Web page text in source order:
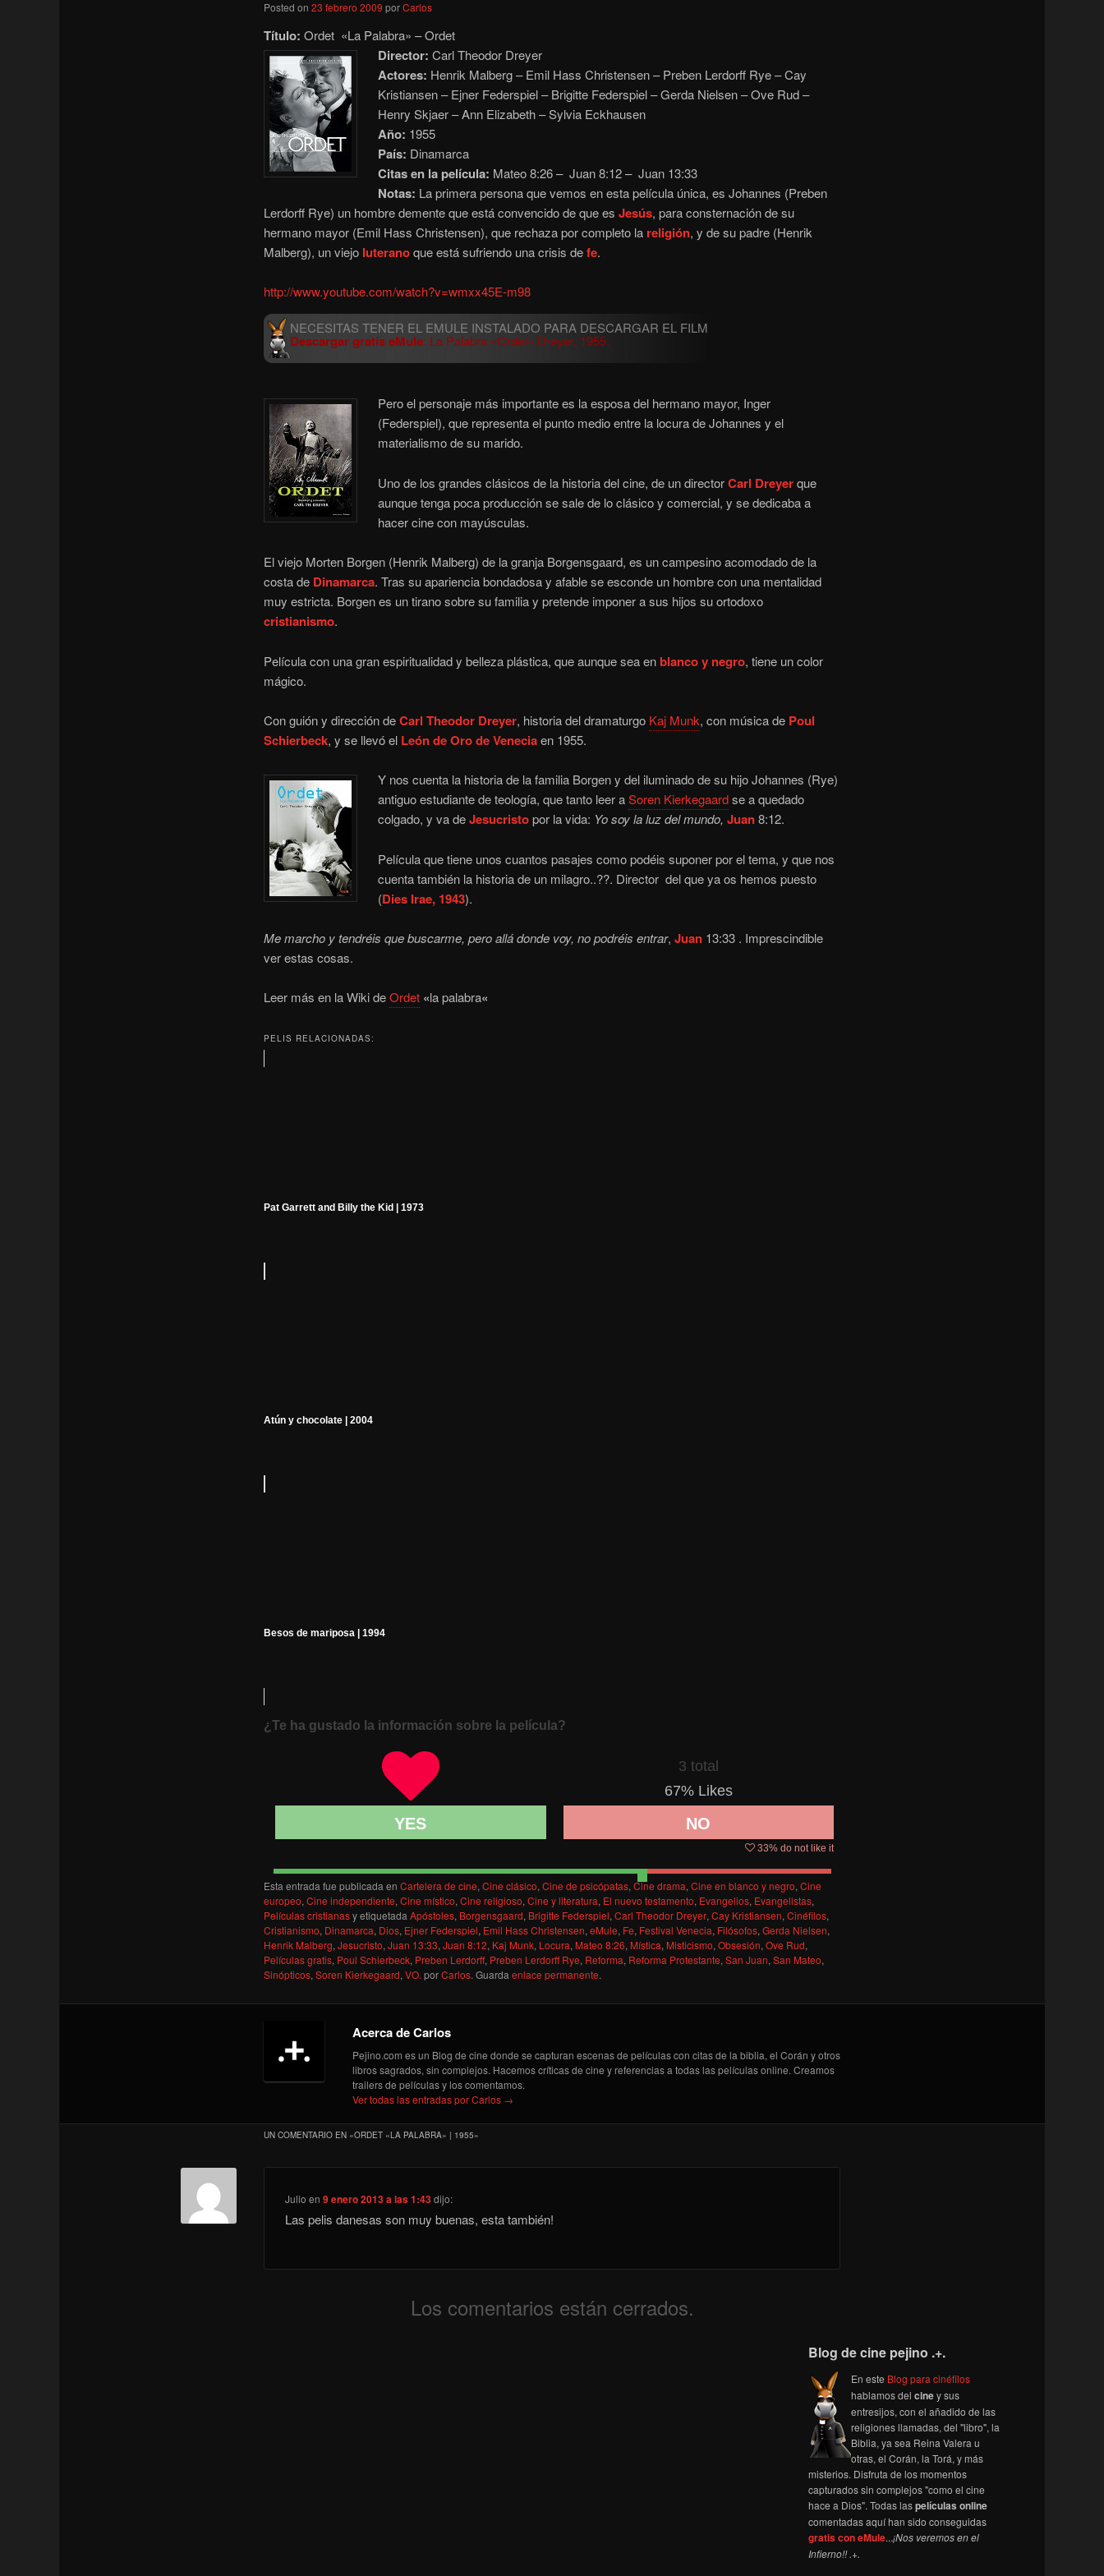
Posted on23 febrero 2009 porCarlos
Título: Ordet «La Palabra» – Ordet
Director: Carl Theodor Dreyer
Actores: Henrik Malberg – Emil Hass Christensen – Preben Lerdorff Rye – Cay
Kristiansen – Ejner Federspiel – Brigitte Federspiel – Gerda Nielsen – Ove Rud –
Henry Skjaer – Ann Elizabeth – Sylvia Eckhausen
Año: 1955
País: Dinamarca
Citas en la película: Mateo 8:26 – Juan 8:12 – Juan 13:33
Notas: La primera persona que vemos en esta película única, es Johannes (Preben
Lerdorff Rye) un hombre demente que está convencido de que esJesús, para consternación de su
hermano mayor (Emil Hass Christensen), que rechaza por completo la religión, y de su padre (Henrik
Malberg), un viejo luteranoque está sufriendo una crisis defe.
http://www.youtube.com/watch?v=wmxx45E-m98
Descargar gratis eMule: La Palabra «Ordet» Dreyer, 1955.
Pero el personaje más importante es la esposa del hermano mayor, Inger
(Federspiel), que representa el punto medio entre la locura de Johannes y el
materialismo de su marido.
Uno de los grandes clásicos de la historia del cine, de un directorCarl Dreyerque
aunque tenga poca producción se sale de lo clásico y comercial, y se dedicaba a
hacer cine con mayúsculas.
El viejo Morten Borgen (Henrik Malberg) de la granja Borgensgaard, es un campesino acomodado de la
costa de Dinamarca. Tras su apariencia bondadosa y afable se esconde un hombre con una mentalidad
muy estricta. Borgen es un tirano sobre su familia y pretende imponer a sus hijos su ortodoxo
cristianismo.
Película con una gran espiritualidad y belleza plástica, que aunque sea enblanco y negro, tiene un color
mágico.
Con guión y dirección deCarl Theodor Dreyer, historia del dramaturgo Kaj Munk, con música de Poul
Schierbeck, y se llevó el León de Oro de Veneciaen 1955.
Y nos cuenta la historia de la familia Borgen y del iluminado de su hijo Johannes (Rye)
antiguo estudiante de teología, que tanto leer aSoren Kierkegaardse a quedado
colgado, y va deJesucristopor la vida: Yo soy la luz del mundo, Juan8:12.
Película que tiene unos cuantos pasajes como podéis suponer por el tema, y que nos
cuenta también la historia de un milagro..??. Director del que ya os hemos puesto
(Dies Irae, 1943).
Me marcho y tendréis que buscarme, pero allá donde voy, no podréis entrar,Juan 13:33 . Imprescindible
ver estas cosas.
Leer más en la Wiki deOrdet «la palabra«
PELIS RELACIONADAS:
Pat Garrett and Billy the Kid | 1973
Atún y chocolate | 2004
Besos de mariposa | 1994
¿Te ha gustado la información sobre la película?
3 total
67% Likes
YES NO
33% do not like it
Esta entrada fue publicada enCartelera de cine,Cine clásico,Cine de psicópatas,Cine drama,Cine en blanco y negro,Cine
europeo,Cine independiente,Cine místico,Cine religioso,Cine y literatura, El nuevo testamento, Evangelios, Evangelistas,
Películas cristianasy etiquetadaApóstoles, Borgensgaard, Brigitte Federspiel,Carl Theodor Dreyer,Cay Kristiansen,Cinéfilos,
Cristianismo, Dinamarca, Dios, Ejner Federspiel, Emil Hass Christensen,eMule, Fe, Festival Venecia, Filósofos,Gerda Nielsen,
Henrik Malberg,Jesucristo,Juan 13:33,Juan 8:12, Kaj Munk, Locura, Mateo 8:26, Mística, Misticismo,Obsesión,Ove Rud,
Películas gratis, Poul Schierbeck, Preben Lerdorff, Preben Lerdorff Rye, Reforma, Reforma Protestante,San Juan,San Mateo,
Sinópticos,Soren Kierkegaard,VO. porCarlos. Guardaenlace permanente.
Acerca de Carlos
Pejino.com es un Blog de cine donde se capturan escenas de películas con citas de la biblia, el Corán y otros
libros sagrados, sin complejos. Hacemos críticas de cine y referencias a todas las películas online. Creamos
trailers de películas y los comentamos.
Ver todas las entradas por Carlos →
UN COMENTARIO EN «ORDET «LA PALABRA» | 1955»
Julio en 9 enero 2013 a las 1:43dijo:
Las pelis danesas son muy buenas, esta también!
Los comentarios están cerrados.
Blog de cine pejino .+.
En este Blog para cinéfilos
hablamos del ciney sus
entresijos, con el añadido de las
religiones llamadas, del "libro", la
Biblia, ya sea Reina Valera u
otras, el Corán, la Torá, y más
misterios. Disfruta de los momentos
capturados sin complejos "como el cine
hace a Dios". Todas laspelículas online
comentadas aquí han sido conseguidas
gratis con eMule...¡Nos veremos en el
Infierno!! .+.